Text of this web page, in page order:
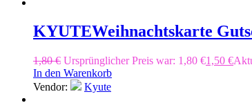
KYUTEWeihnachtskarte
1,80€ Ursprünglicher Preis war: 1,80 €1,50 €
In den Warenkorb
Vendor:
Kyute